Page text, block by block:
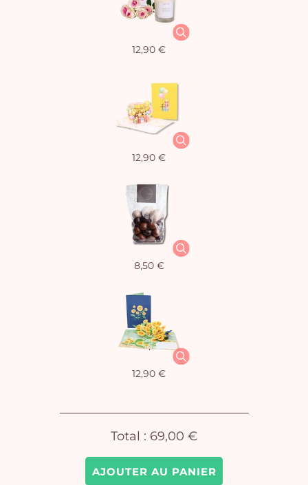
AJOUTER AU PANIER
12,90 €
12,90 €
8,50 €
12,90 €
Total : 69,00 €